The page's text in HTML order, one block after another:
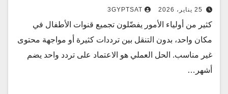
25 يناير، 2026 3GYPTSAT
كثير من أولياء الأمور يفضّلون تجميع قنوات الأطفال في
مكان واحد، بدون التنقل بين ترددات كثيرة أو مواجهة محتوى
غير مناسب. الحل العملي هو الاعتماد على تردد واحد يضم
أشهر…